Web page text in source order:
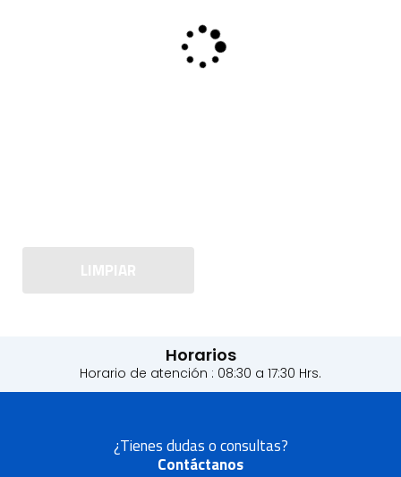
LIMPIAR
Horarios
Horario de atención : 08:30 a 17:30 Hrs.
¿Tienes dudas o consultas?
Contáctanos